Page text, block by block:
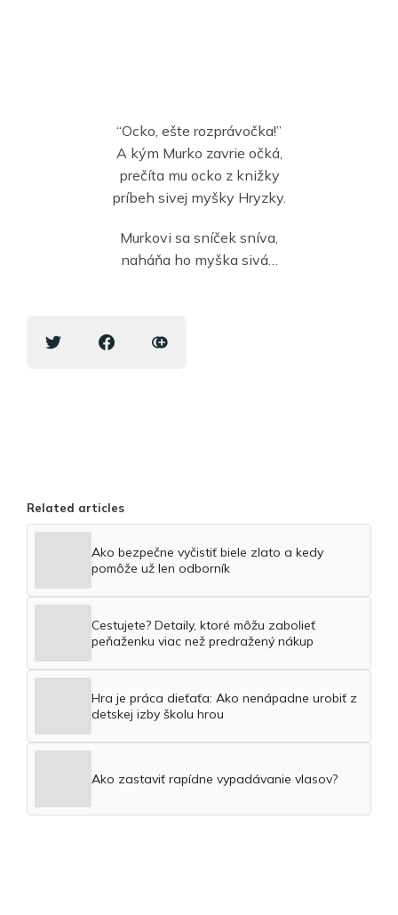
“Ocko, ešte rozprávočka!”
A kým Murko zavrie očká,
prečíta mu ocko z knižky
príbeh sivej myšky Hryzky.
Murkovi sa sníček sníva,
naháňa ho myška sivá…
Related articles
Ako bezpečne vyčistiť biele zlato a kedy
pomôže už len odborník
Cestujete? Detaily, ktoré môžu zabolieť
peňaženku viac než predražený nákup
Hra je práca dieťaťa: Ako nenápadne urobiť z
detskej izby školu hrou
Ako zastaviť rapídne vypadávanie vlasov?